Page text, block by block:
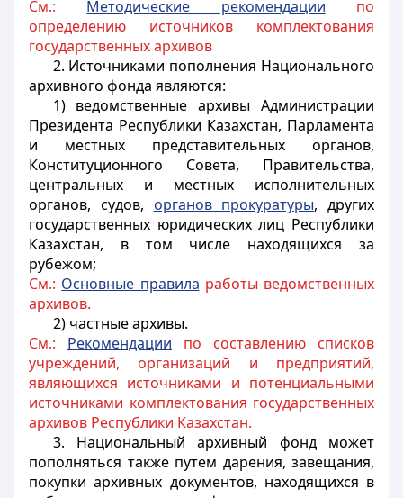
См.: Методические рекомендации по
определению источников комплектования
государственных архивов
2. Источниками пополнения Национального
архивного фонда являются:
1) ведомственные архивы Администрации
Президента Республики Казахстан, Парламента
и местных представительных органов,
Конституционного Совета, Правительства,
центральных и местных исполнительных
органов, судов, органов прокуратуры, других
государственных юридических лиц Республики
Казахстан, в том числе находящихся за
рубежом;
См.: Основные правила работы ведомственных
архивов.
2) частные архивы.
См.: Рекомендации по составлению списков
учреждений, организаций и предприятий,
являющихся источниками и потенциальными
источниками комплектования государственных
архивов Республики Казахстан.
3. Национальный архивный фонд может
пополняться также путем дарения, завещания,
покупки архивных документов, находящихся в